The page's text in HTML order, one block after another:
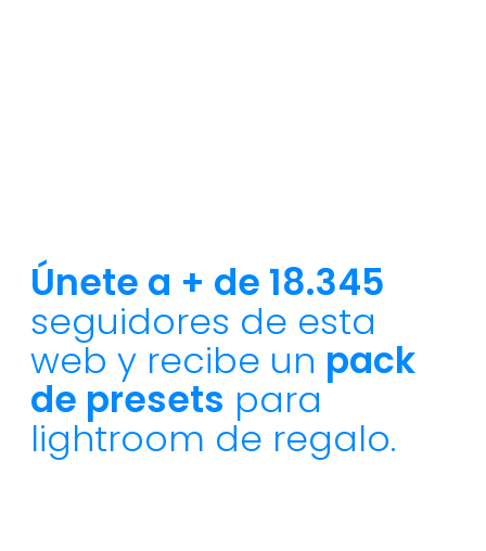
Únete a + de 18.345
seguidores de esta
web y recibe un pack
de presets para
lightroom de regalo.